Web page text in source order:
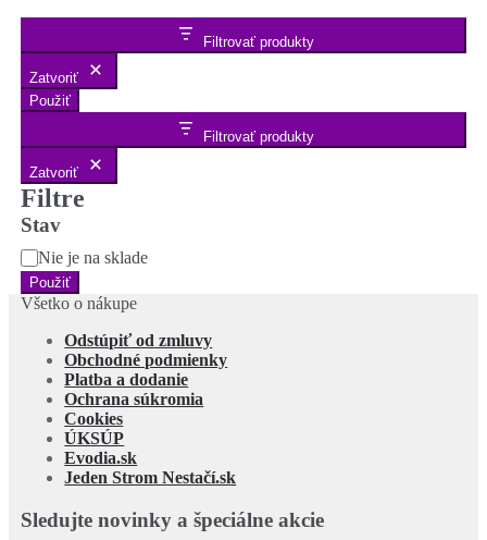
Filtrovať produkty
Zatvoriť
Použiť
Filtrovať produkty
Zatvoriť
Filtre
Stav
StavNie je na sklade
Použiť
Všetko o nákupe
Odstúpiť od zmluvy
Obchodné podmienky
Platba a dodanie
Ochrana súkromia
Cookies
ÚKSÚP
Evodia.sk
Jeden Strom Nestačí.sk
Sledujte novinky a špeciálne akcie